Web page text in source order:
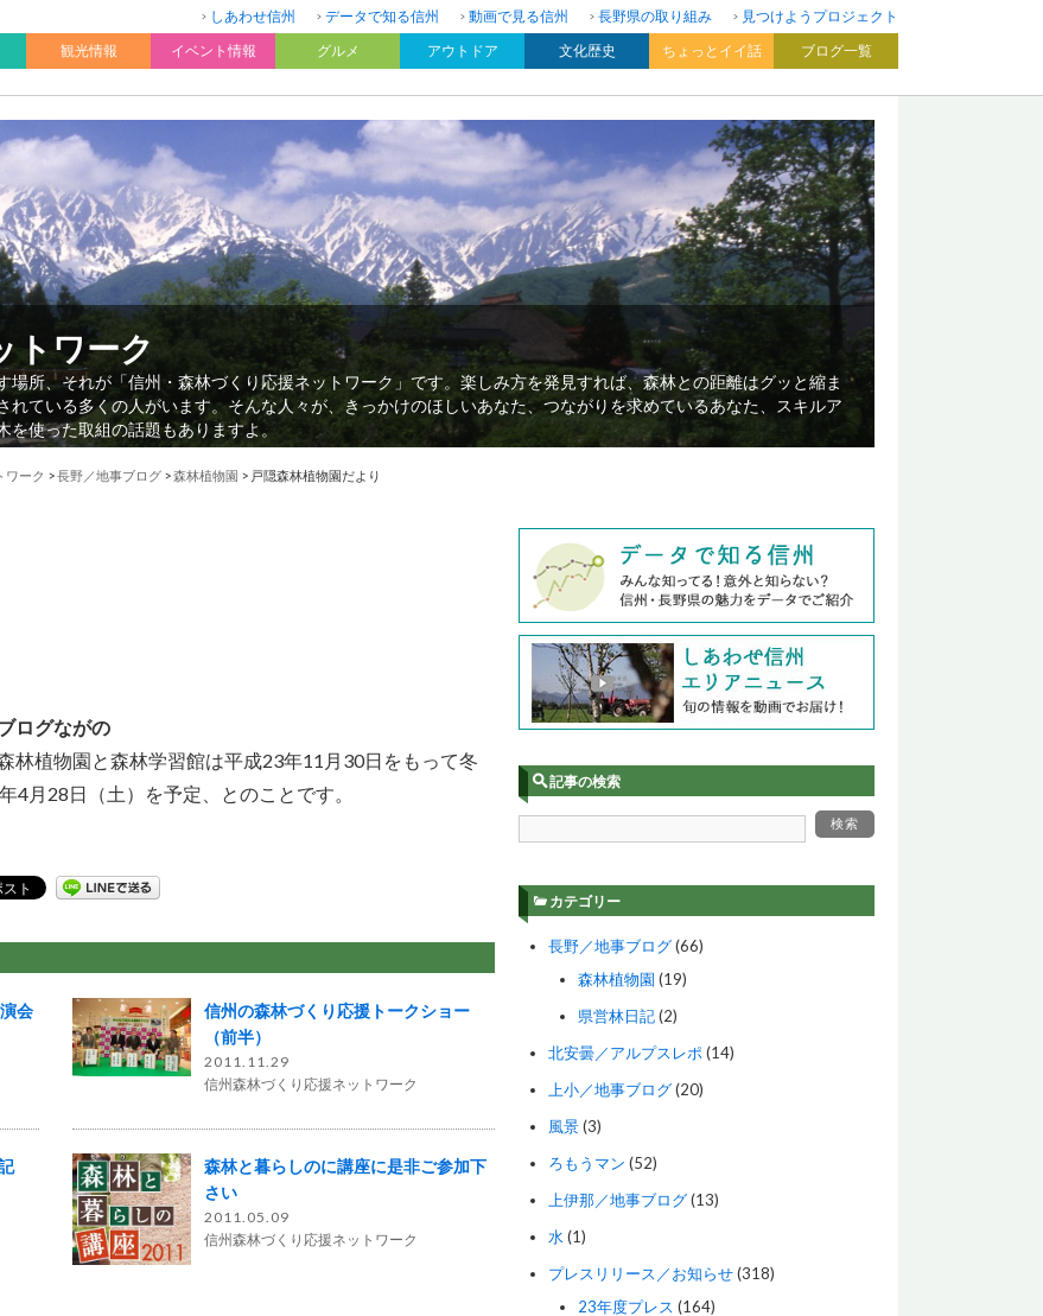
しあわせ信州 データで知る信州 動画で見る信州 長野県の取り組み
見つけようプロジェクト
観光情報 イベント情報 グルメ アウトドア 文化歴史 ちょっとイイ話 ブログ一覧
トワーク
所、それが「信州・森林づくり応援ネットワーク」です。楽しみ方を発見すれば、森林との距離はグッと縮ま
ている多くの人がいます。そんな人々が、きっかけのほしいあなた、つながりを求めているあなた、スキルア
使った取組の話題もありますよ。
ワーク >長野／地事ブログ >森林植物園 > 戸隠森林植物園だより
ログながの
植物園と森林学習館は平成23年11月30日をもって冬
4月28日（土）を予定、とのことです。
会
信州の森林づくり応援トークショー
（前半）
2011.11.29
信州森林づくり応援ネットワーク
森林と暮らしのに講座に是非ご参加下
さい
2011.05.09
信州森林づくり応援ネットワーク
記事の検索
カテゴリー
長野／地事ブログ(66)
森林植物園 (19)
県営林日記(2)
北安曇／アルプスレポ (14)
上小／地事ブログ(20)
風景(3)
ろもうマン (52)
上伊那／地事ブログ(13)
水 (1)
プレスリリース／お知らせ(318)
23年度プレス (164)